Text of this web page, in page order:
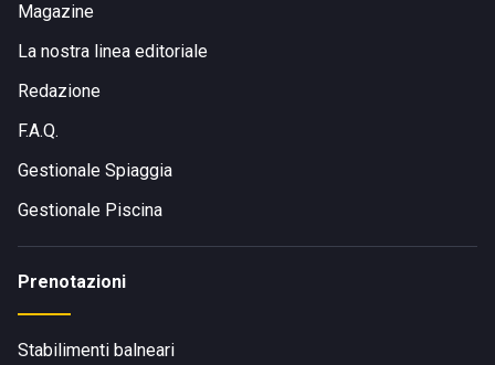
Magazine
La nostra linea editoriale
Redazione
F.A.Q.
Gestionale Spiaggia
Gestionale Piscina
Prenotazioni
Stabilimenti balneari